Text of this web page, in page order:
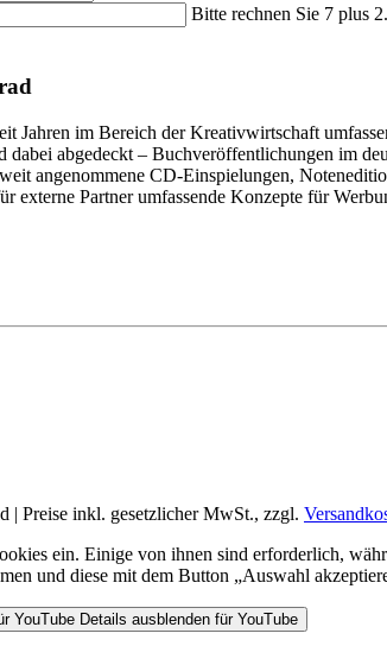
Bitte rechnen Sie 7 plus 2.
Jahren im Bereich der Kreativwirtschaft
dabei abgedeckt – Buchveröffentlichungen im
angenommene CD-Einspielungen,
externe Partner umfassende Konzepte für
| Preise inkl. gesetzlicher MwSt., zzgl.
ein. Einige von ihnen sind erforderlich,
und diese mit dem Button „Auswahl
YouTube Details ausblenden für YouTube